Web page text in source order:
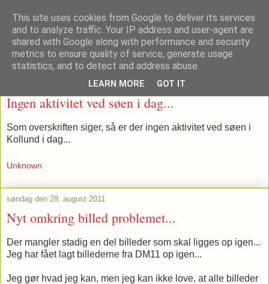
mandag den 29. august 2011
Ingen aktivitet ved søen i dag...
Som overskriften siger, så er der ingen aktivitet ved søen i
Kollund i dag...
Unknown
søndag den 28. august 2011
Nyt omkring billed problemet...
Der mangler stadig en del billeder som skal ligges op igen...
Jeg har fået lagt billederne fra DM11 op igen...
Jeg gør hvad jeg kan, men jeg kan ikke love, at alle billeder
This site uses cookies from Google to deliver its services
and to analyze traffic. Your IP address and user-agent are
shared with Google along with performance and security
metrics to ensure quality of service, generate usage
statistics, and to detect and address abuse.
LEARN MORE GOT IT